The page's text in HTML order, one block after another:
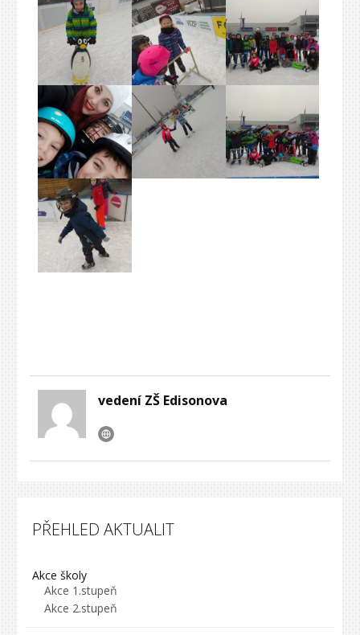
vedení ZŠ Edisonova
PŘEHLED AKTUALIT
Akce školy
Akce 1.stupeň
Akce 2.stupeň